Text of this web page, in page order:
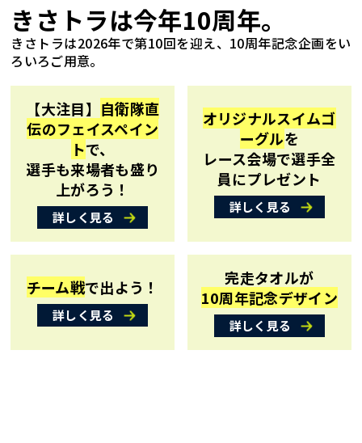
きさトラは今年10周年。
きさトラは2026年で第10回を迎え、10周年記念企画をい
ろいろご用意。
【大注目】 自衛隊直
伝のフェイスペイン
トで、
選手も来場者も盛り
上がろう！
詳しく見る
オリジナルスイムゴ
ーグルを
レース会場で選手全
員にプレゼント
詳しく見る
チーム戦で出よう！
詳しく見る
完走タオルが
10周年記念デザイン
詳しく見る